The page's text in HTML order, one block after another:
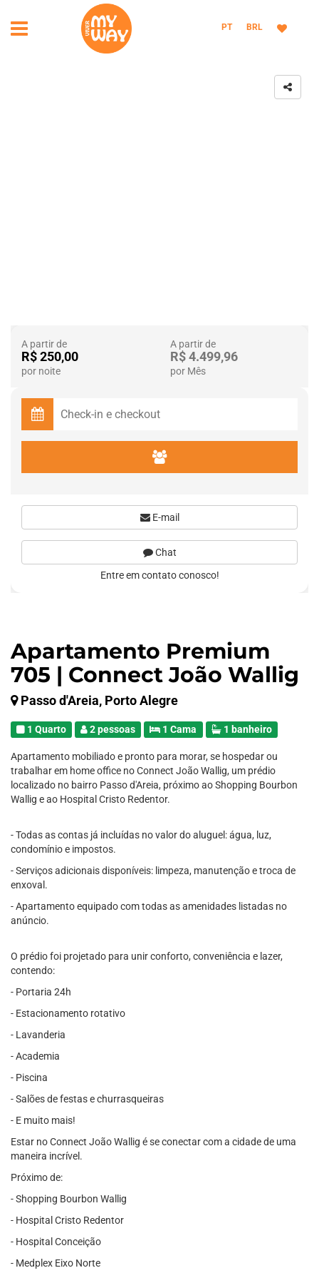
PT BRL
Apartamento Premium
705 | Connect João Wallig
Passo d'Areia, Porto Alegre
1 Quarto 2 pessoas 1 Cama 1 banheiro
Apartamento mobiliado e pronto para morar, se hospedar ou
trabalhar em home office no Connect João Wallig, um prédio
localizado no bairro Passo d'Areia, próximo ao Shopping Bourbon
Wallig e ao Hospital Cristo Redentor.
- Todas as contas já incluídas no valor do aluguel: água, luz,
condomínio e impostos.
- Serviços adicionais disponíveis: limpeza, manutenção e troca de
enxoval.
- Apartamento equipado com todas as amenidades listadas no
anúncio.
O prédio foi projetado para unir conforto, conveniência e lazer,
contendo:
- Portaria 24h
- Estacionamento rotativo
- Lavanderia
- Academia
- Piscina
- Salões de festas e churrasqueiras
- E muito mais!
Estar no Connect João Wallig é se conectar com a cidade de uma
maneira incrível.
Próximo de:
- Shopping Bourbon Wallig
- Hospital Cristo Redentor
- Hospital Conceição
- Medplex Eixo Norte
A partir de
R$ 250,00
por noite
A partir de
R$ 4.499,96
por Mês
E-mail
Chat
Entre em contato conosco!